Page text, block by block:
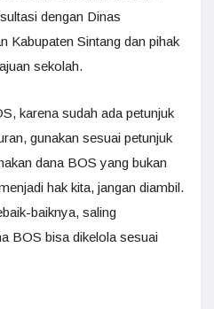
dengan Dinas
Kabupaten Sintang dan pihak
sekolah.
karena sudah ada petunjuk
gunakan sesuai petunjuk
dana BOS yang bukan
hak kita, jangan diambil.
baiknya, saling
BOS bisa dikelola sesuai